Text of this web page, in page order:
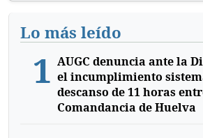
Lo más leído
1 AUGC denuncia ante la
el incumplimiento
descanso de 11 horas
Comandancia de Huelva